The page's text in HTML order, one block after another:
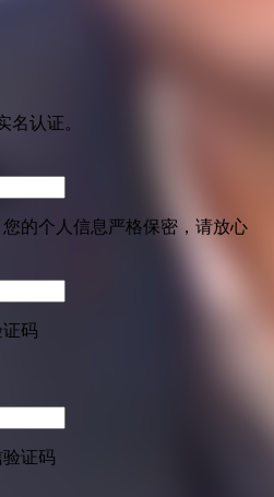
名认证。
的个人信息严格保密，请放心
码
证码